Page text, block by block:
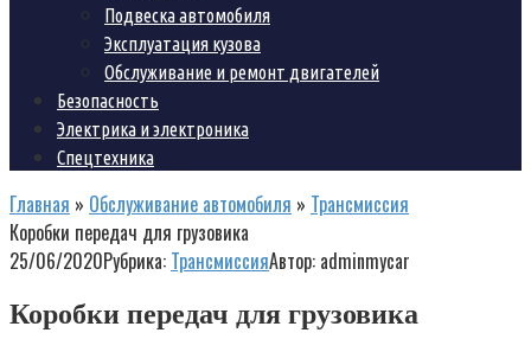
Подвеска автомобиля
Эксплуатация кузова
Обслуживание и ремонт двигателей
Безопасность
Электрика и электроника
Спецтехника
Главная » Обслуживание автомобиля » Трансмиссия
Коробки передач для грузовика
25/06/2020Рубрика: ТрансмиссияАвтор: adminmycar
Коробки передач для грузовика